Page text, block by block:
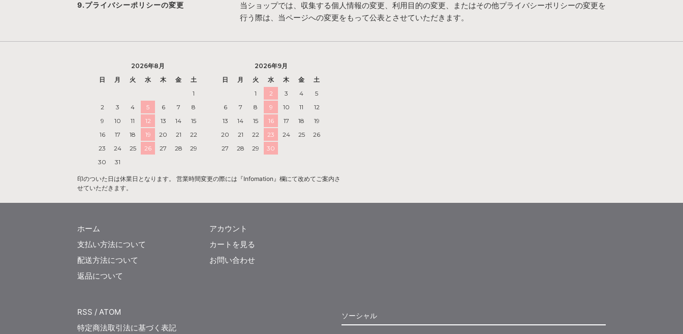
9.プライバシーポリシーの変更
当ショップでは、収集する個人情報の変更、利用目的の変更、またはその他プライバシーポリシーの変更を
行う際は、当ページへの変更をもって公表とさせていただきます。
2026年8月
日
月 火 水 木 金
土
1
2
3 4 5 6 7
8
9
10 11 12 13 14
15
16
17 18 19 20 21
22
23
24 25 26 27 28
29
30
31
2026年9月
日
月 火 水 木 金
土
1
2 3 4
5
6
7 8 9 10 11
12
13
14 15 16 17 18
19
20
21 22 23 24 25
26
27
28 29 30
印のついた日は休業日となります。 営業時間変更の際には『Infomation』欄にて改めてご案内さ
せていただきます。
ホーム
支払い方法について
配送方法について
返品について
アカウント
カートを見る
お問い合わせ
ソーシャル
RSS / ATOM
特定商法取引法に基づく表記